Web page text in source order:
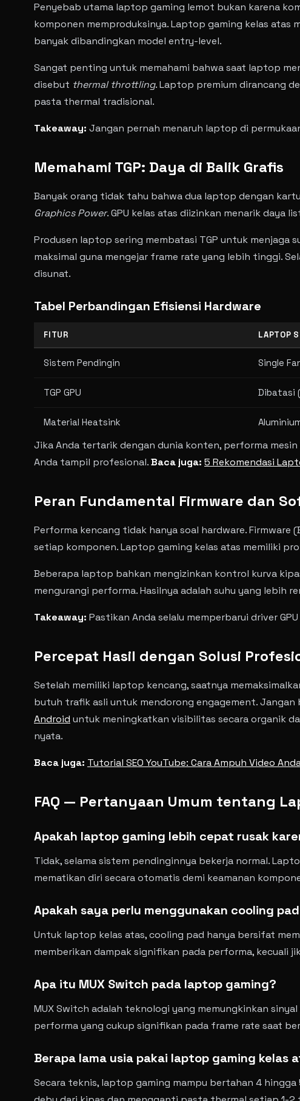
Penyebab utama laptop gaming lemot bukan karena
komponen memproduksinya. Laptop gaming kelas atas
banyak dibandingkan model entry-level.
Sangat penting untuk memahami bahwa saat laptop
disebut thermal throttling. Laptop premium dirancang
pasta thermal tradisional.
Takeaway: Jangan pernah menaruh laptop di
Memahami TGP: Daya di Balik Grafis
Banyak orang tidak tahu bahwa dua laptop dengan
Graphics Power. GPU kelas atas diizinkan menarik daya
Produsen laptop sering membatasi TGP untuk menjaga
maksimal guna mengejar frame rate yang lebih tinggi.
disunat.
Tabel Perbandingan Efisiensi Hardware
FITUR LAPTOP
Sistem Pendingin Single
TGP GPU Dibatasi
Material Heatsink
Jika Anda tertarik dengan dunia konten, performa
Anda tampil profesional.Baca juga: 5 Rekomendasi
Peran Fundamental Firmware dan
Performa kencang tidak hanya soal hardware.
setiap komponen. Laptop gaming kelas atas memiliki
Beberapa laptop bahkan mengizinkan kontrol kurva
mengurangi performa. Hasilnya adalah suhu yang lebih
Takeaway: Pastikan Anda selalu memperbarui driver
Percepat Hasil dengan Solusi
Setelah memiliki laptop kencang, saatnya
butuh trafik asli untuk mendorong engagement.
Android untuk meningkatkan visibilitas secara organik
nyata.
Baca juga: Tutorial SEO YouTube: Cara Ampuh Video
FAQ — Pertanyaan Umum tentang
Apakah laptop gaming lebih cepat rusak
Tidak, selama sistem pendinginnya bekerja normal.
mematikan diri secara otomatis demi keamanan
Apakah saya perlu menggunakan cooling
Untuk laptop kelas atas, cooling pad hanya bersifat
memberikan dampak signifikan pada performa, kecuali
Apa itu MUX Switch pada laptop gaming?
MUX Switch adalah teknologi yang memungkinkan
performa yang cukup signifikan pada frame rate saat
Berapa lama usia pakai laptop gaming kelas
Secara teknis, laptop gaming mampu bertahan 4